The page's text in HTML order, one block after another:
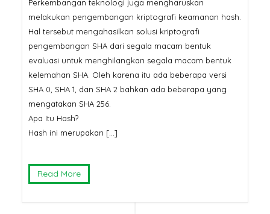
Perkembangan teknologi juga mengharuskan
melakukan pengembangan kriptografi keamanan hash.
Hal tersebut mengahasilkan solusi kriptografi
pengembangan SHA dari segala macam bentuk
evaluasi untuk menghilangkan segala macam bentuk
kelemahan SHA. Oleh karena itu ada beberapa versi
SHA 0, SHA 1, dan SHA 2 bahkan ada beberapa yang
mengatakan SHA 256.
Apa Itu Hash?
Hash ini merupakan […]
Read More